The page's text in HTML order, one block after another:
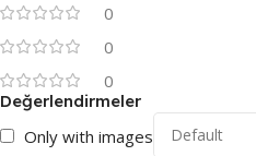
0
0
0
Değerlendirmeler
Only with images